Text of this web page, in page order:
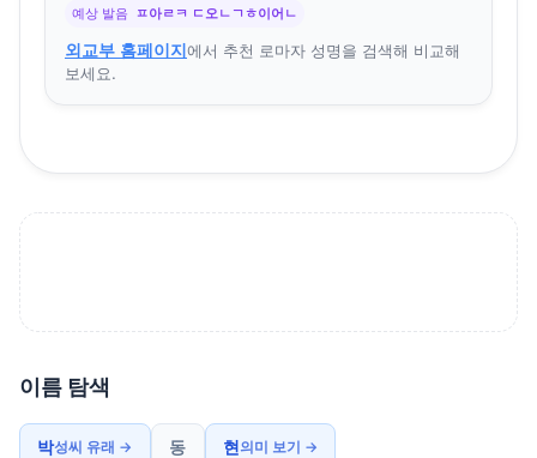
예상 발음 ㅍ아ㄹㅋ ㄷ오ㄴㄱㅎ이어ㄴ
외교부 홈페이지에서 추천 로마자 성명을 검색해 비교해
보세요.
이름 탐색
박성씨 유래 → 동 현의미 보기 →